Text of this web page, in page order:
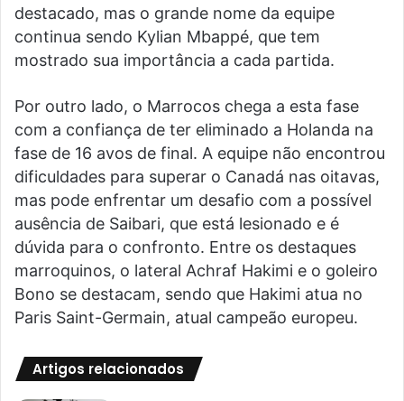
destacado, mas o grande nome da equipe
continua sendo Kylian Mbappé, que tem
mostrado sua importância a cada partida.
Por outro lado, o Marrocos chega a esta fase
com a confiança de ter eliminado a Holanda na
fase de 16 avos de final. A equipe não encontrou
dificuldades para superar o Canadá nas oitavas,
mas pode enfrentar um desafio com a possível
ausência de Saibari, que está lesionado e é
dúvida para o confronto. Entre os destaques
marroquinos, o lateral Achraf Hakimi e o goleiro
Bono se destacam, sendo que Hakimi atua no
Paris Saint-Germain, atual campeão europeu.
Artigos relacionados